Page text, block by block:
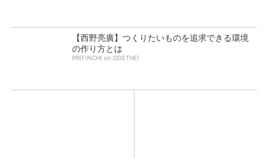
【西野亮廣】つくりたいものを追求できる環境
の作り方とは
PR(FINCHI on GOETHE)